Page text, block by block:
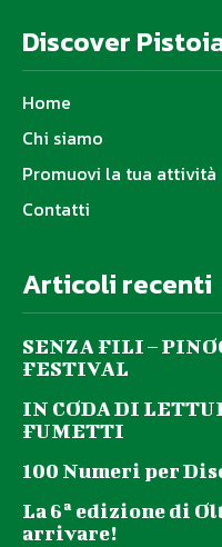
Discover
Home
Chi siamo
Promuovi la tua attività
Contatti
Articoli recenti
SENZA FILI –
FESTIVAL
IN CODA DI
FUMETTI
100 Numeri per
La 6ª edizione di
arrivare!